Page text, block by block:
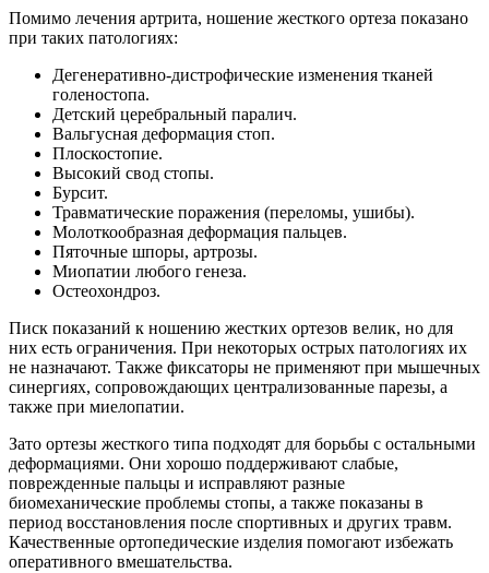
Помимо лечения артрита, ношение жесткого ортеза показано
при таких патологиях:
Дегенеративно-дистрофические изменения тканей
голеностопа.
Детский церебральный паралич.
Вальгусная деформация стоп.
Плоскостопие.
Высокий свод стопы.
Бурсит.
Травматические поражения (переломы, ушибы).
Молоткообразная деформация пальцев.
Пяточные шпоры, артрозы.
Миопатии любого генеза.
Остеохондроз.
Писк показаний к ношению жестких ортезов велик, но для
них есть ограничения. При некоторых острых патологиях их
не назначают. Также фиксаторы не применяют при мышечных
синергиях, сопровождающих централизованные парезы, а
также при миелопатии.
Зато ортезы жесткого типа подходят для борьбы с остальными
деформациями. Они хорошо поддерживают слабые,
поврежденные пальцы и исправляют разные
биомеханические проблемы стопы, а также показаны в
период восстановления после спортивных и других травм.
Качественные ортопедические изделия помогают избежать
оперативного вмешательства.